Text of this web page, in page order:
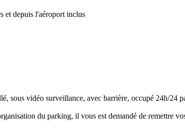
et depuis l'aéroport inclus
sous vidéo surveillance, avec barrière, occupé 24h/24
du parking, il vous est demandé de remettre